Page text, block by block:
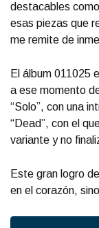
destacables como
esas piezas que
me remite de
El álbum 011025
a ese momento
“Solo”, con una
“Dead”, con el
variante y no
Este gran logro
en el corazón,